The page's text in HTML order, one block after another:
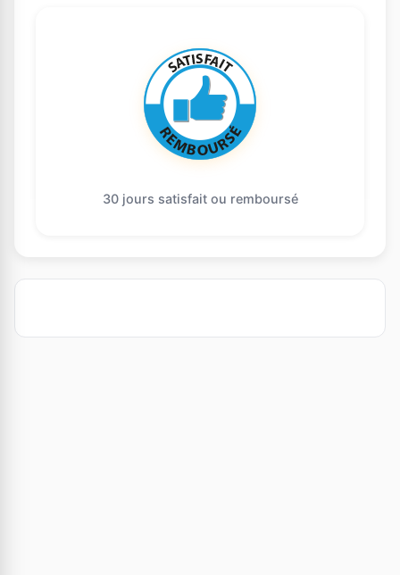
30 jours satisfait ou remboursé